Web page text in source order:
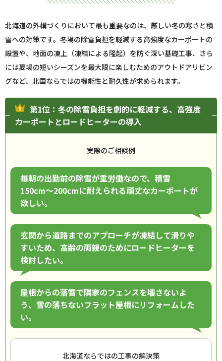
北海道の外構づくりにおいて最も重要なのは、厳しい冬の寒さと積
雪への対策です。冬場の除雪負担を軽減する高強度なカーポートの
設置や、地面の凍上（凍結による隆起）を防ぐ深い基礎工事、さら
には夏場の短いシーズンを最大限に楽しむためのアウトドアリビン
グなど、北国ならではの機能性と耐久性が求められます。
第1位：冬の除雪負担を劇的に軽減する、高強度
カーポートとロードヒーターの導入
実際のご相談例
毎朝の出勤前の除雪が重労働なので、積雪
150cm〜200cmに耐えられる頑丈なカーポートが
欲しい。
玄関から道路までのアプローチが凍結して滑りや
すいため、高齢の両親のためにロードヒーターを
検討したい。
屋根からの落雪で隣家のフェンスを壊さないよ
う、雪の落ちないフラット屋根にリフォームした
い。
北海道ならではの工事の解決策